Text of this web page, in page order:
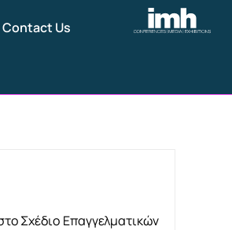
Contact Us
Σχέδιο Επαγγελματικών